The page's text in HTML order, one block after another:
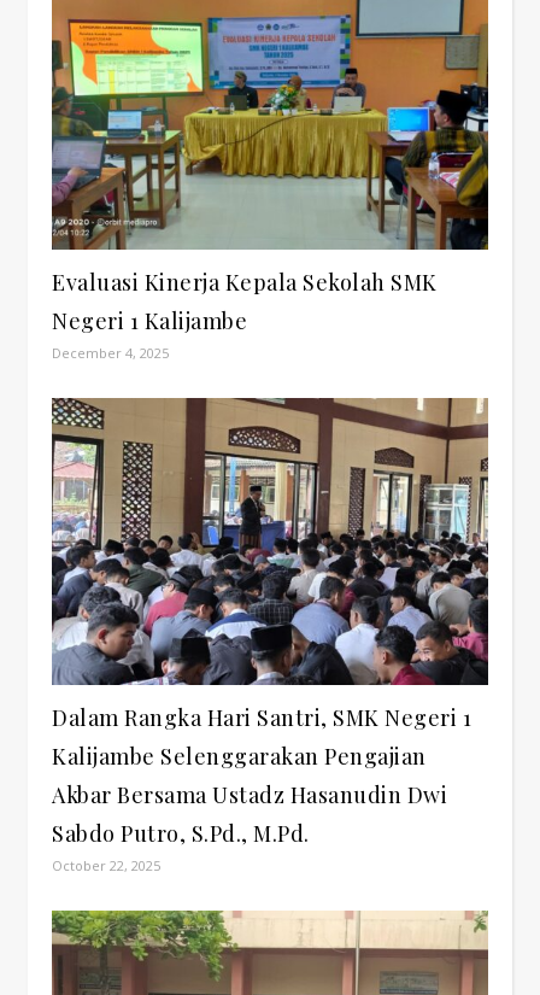
Evaluasi Kinerja Kepala Sekolah SMK
Negeri 1 Kalijambe
December 4, 2025
Dalam Rangka Hari Santri, SMK Negeri 1
Kalijambe Selenggarakan Pengajian
Akbar Bersama Ustadz Hasanudin Dwi
Sabdo Putro, S.Pd., M.Pd.
October 22, 2025